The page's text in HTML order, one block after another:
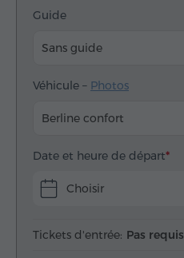
Guide
Sans guide
Véhicule – Photos
Berline confort
Date et heure de départ
Choisir
Tickets d'entrée: Pas requis